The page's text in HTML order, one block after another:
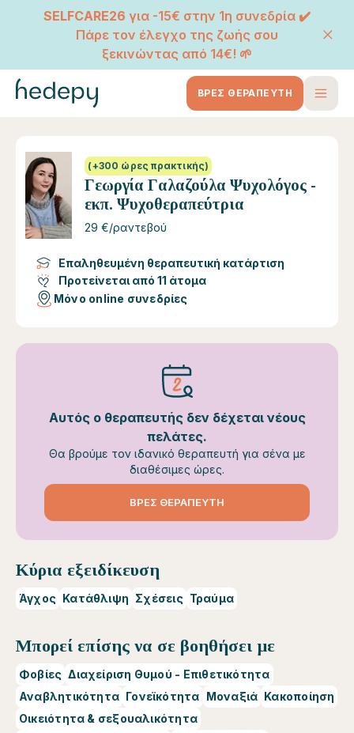
SELFCARE26 για -15€ στην 1η συνεδρία ✔️
Πάρε τον έλεγχο της ζωής σου
ξεκινώντας από 14€! 🌱
ΒΡΕΣ ΘΕΡΑΠΕΥΤΗ
(+300 ώρες πρακτικής)
Γεωργία Γαλαζούλα Ψυχολόγος -
εκπ. Ψυχοθεραπεύτρια
29 €/ραντεβού
Επαληθευμένη θεραπευτική κατάρτιση
Προτείνεται από 11 άτομα
Μόνο online συνεδρίες
Αυτός ο θεραπευτής δεν δέχεται νέους
πελάτες.
Θα βρούμε τον ιδανικό θεραπευτή για σένα με
διαθέσιμες ώρες.
ΒΡΕΣ ΘΕΡΑΠΕΥΤΗ
Κύρια εξειδίκευση
Άγχος Κατάθλιψη Σχέσεις Τραύμα
Μπορεί επίσης να σε βοηθήσει με
Φοβίες Διαχείριση Θυμού - Επιθετικότητα
Αναβλητικότητα Γονεϊκότητα Μοναξιά Κακοποίηση
Οικειότητα & σεξουαλικότητα